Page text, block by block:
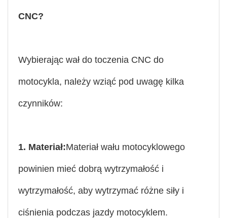
CNC?
Wybierając wał do toczenia CNC do
motocykla, należy wziąć pod uwagę kilka
czynników:
1. Materiał:Materiał wału motocyklowego
powinien mieć dobrą wytrzymałość i
wytrzymałość, aby wytrzymać różne siły i
ciśnienia podczas jazdy motocyklem.